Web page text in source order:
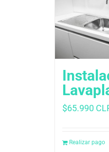
$65.990
Realizar pago